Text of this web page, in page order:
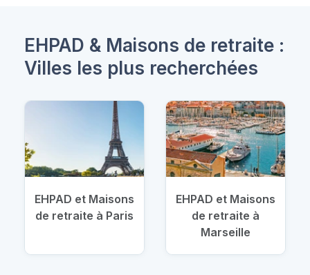
EHPAD & Maisons de retraite :
Villes les plus recherchées
EHPAD et Maisons
de retraite à Paris
EHPAD et Maisons
de retraite à
Marseille